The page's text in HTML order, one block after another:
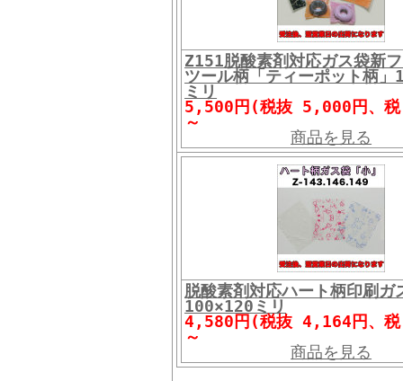
Z151脱酸素剤対応ガス袋新
ツール柄「ティーポット柄
ミリ
5,500円(税抜 5,000円、
～
商品を見る
脱酸素剤対応ハート柄印刷ガ
100×120ミリ
4,580円(税抜 4,164円、
～
商品を見る